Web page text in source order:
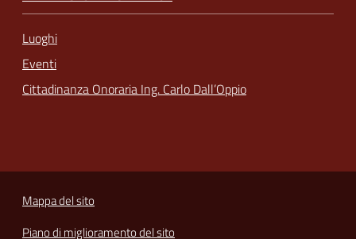
Luoghi
Eventi
Cittadinanza Onoraria Ing. Carlo Dall’Oppio
Mappa del sito
Piano di miglioramento del sito